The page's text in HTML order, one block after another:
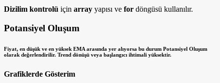
Dizilim kontrolü için array yapısı ve for döngüsü kullanılır.
Potansiyel Oluşum
Fiyat, en düşük ve en yüksek EMA arasında yer alıyorsa bu durum Potansiyel Oluşum
olarak değerlendirilir. Trend dönüşü veya başlangıcı ihtimali yüksektir.
Grafiklerde Gösterim